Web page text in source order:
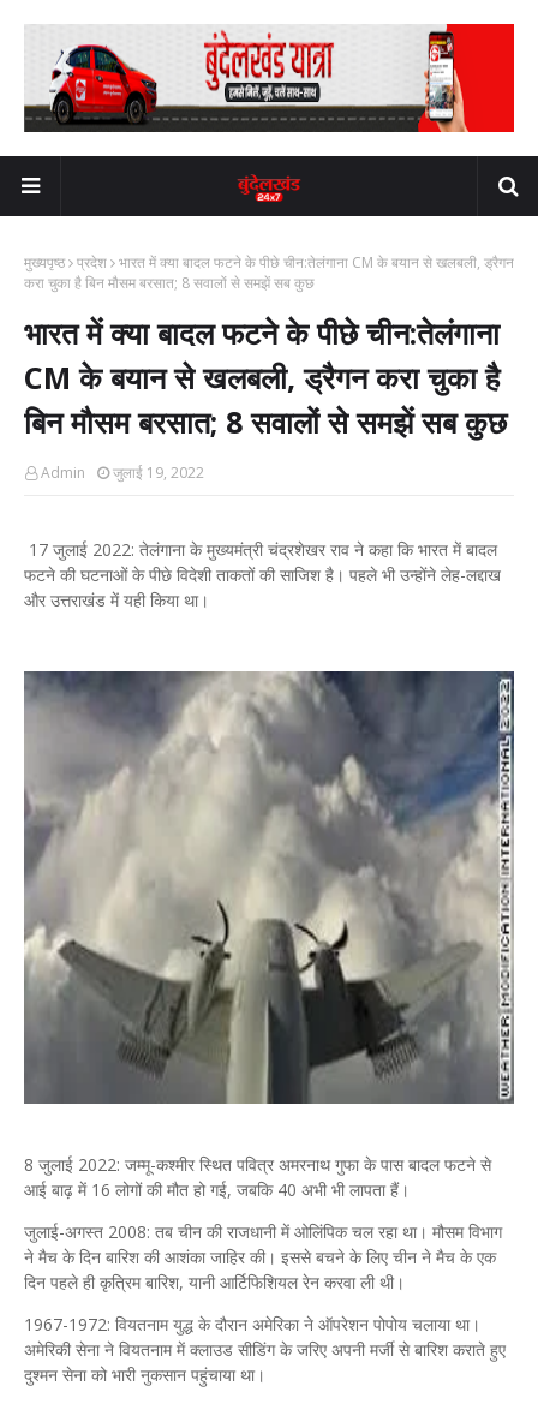
मुख्यपृष्ठ प्रदेश भारत में क्या बादल फटने के पीछे चीन:तेलंगाना CM के बयान से खलबली, ड्रैगन
करा चुका है बिन मौसम बरसात; 8 सवालों से समझें सब कुछ
भारत में क्या बादल फटने के पीछे चीन:तेलंगाना
CM के बयान से खलबली, ड्रैगन करा चुका है
बिन मौसम बरसात; 8 सवालों से समझें सब कुछ
Admin जुलाई 19, 2022
17 जुलाई 2022: तेलंगाना के मुख्यमंत्री चंद्रशेखर राव ने कहा कि भारत में बादल
फटने की घटनाओं के पीछे विदेशी ताकतों की साजिश है। पहले भी उन्होंने लेह-लद्दाख
और उत्तराखंड में यही किया था।
8 जुलाई 2022: जम्मू-कश्मीर स्थित पवित्र अमरनाथ गुफा के पास बादल फटने से
आई बाढ़ में 16 लोगों की मौत हो गई, जबकि 40 अभी भी लापता हैं।
जुलाई-अगस्त 2008: तब चीन की राजधानी में ओलिंपिक चल रहा था। मौसम विभाग
ने मैच के दिन बारिश की आशंका जाहिर की। इससे बचने के लिए चीन ने मैच के एक
दिन पहले ही कृत्रिम बारिश, यानी आर्टिफिशियल रेन करवा ली थी।
1967-1972: वियतनाम युद्ध के दौरान अमेरिका ने ऑपरेशन पोपोय चलाया था।
अमेरिकी सेना ने वियतनाम में क्लाउड सीडिंग के जरिए अपनी मर्जी से बारिश कराते हुए
दुश्मन सेना को भारी नुकसान पहुंचाया था।